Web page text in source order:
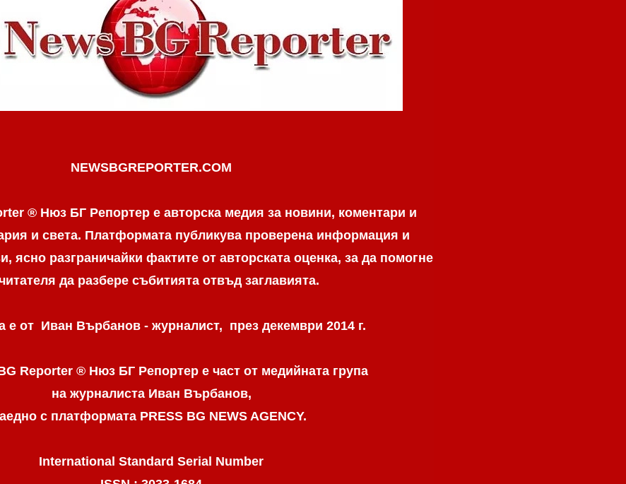
NEWSBGREPORTER.COM
® Нюз БГ Репортер е авторска медия за новини, коментари и
и света. Платформата публикува проверена информация и
ясно разграничaйки фактите от авторската оценка, за да помогне
да разбере събитията отвъд заглавията.
е от Иван Върбанов - журналист, през декември 2014 г.
Reporter ® Нюз БГ Репортер е част от медийната група
на журналиста Иван Върбанов,
с платформата PRESS BG NEWS AGENCY.
International Standard Serial Number